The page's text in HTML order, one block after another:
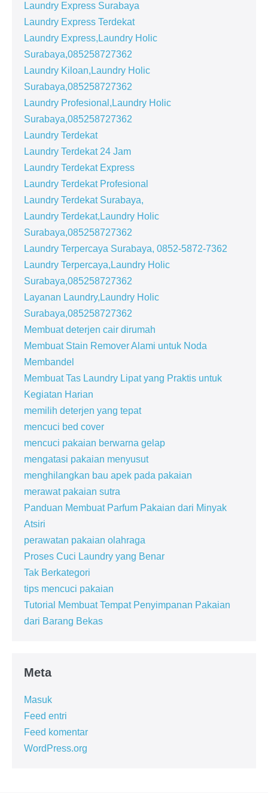
Laundry Express Surabaya
Laundry Express Terdekat
Laundry Express,Laundry Holic
Surabaya,085258727362
Laundry Kiloan,Laundry Holic
Surabaya,085258727362
Laundry Profesional,Laundry Holic
Surabaya,085258727362
Laundry Terdekat
Laundry Terdekat 24 Jam
Laundry Terdekat Express
Laundry Terdekat Profesional
Laundry Terdekat Surabaya,
Laundry Terdekat,Laundry Holic
Surabaya,085258727362
Laundry Terpercaya Surabaya, 0852-5872-7362
Laundry Terpercaya,Laundry Holic
Surabaya,085258727362
Layanan Laundry,Laundry Holic
Surabaya,085258727362
Membuat deterjen cair dirumah
Membuat Stain Remover Alami untuk Noda
Membandel
Membuat Tas Laundry Lipat yang Praktis untuk
Kegiatan Harian
memilih deterjen yang tepat
mencuci bed cover
mencuci pakaian berwarna gelap
mengatasi pakaian menyusut
menghilangkan bau apek pada pakaian
merawat pakaian sutra
Panduan Membuat Parfum Pakaian dari Minyak
Atsiri
perawatan pakaian olahraga
Proses Cuci Laundry yang Benar
Tak Berkategori
tips mencuci pakaian
Tutorial Membuat Tempat Penyimpanan Pakaian
dari Barang Bekas
Meta
Masuk
Feed entri
Feed komentar
WordPress.org